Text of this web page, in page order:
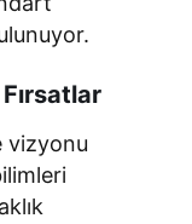
vizyonu